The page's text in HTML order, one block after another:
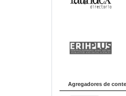
Agregadores de